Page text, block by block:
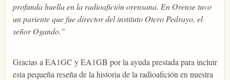
profunda huella en la radioafición orensana. En Orense tuvo
un pariente que fue director del instituto Otero Pedrayo, el
señor Ogando."
Gracias a EA1GC y EA1GB por la ayuda prestada para incluir
esta pequeña reseña de la historia de la radioafición en nuestra